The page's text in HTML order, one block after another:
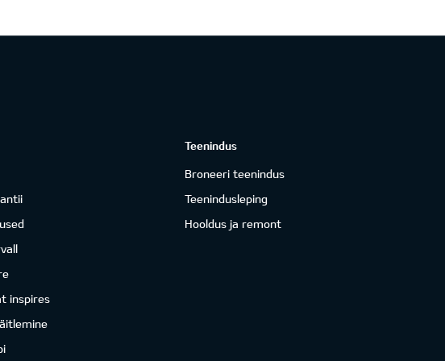
inspires
Teenindus
Broneeri teenindus
Teenindusleping
Hooldus ja remont